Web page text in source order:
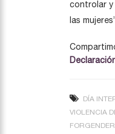
controlar y
las
DÍA
VIOLENCIA